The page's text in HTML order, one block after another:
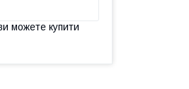
можете купити